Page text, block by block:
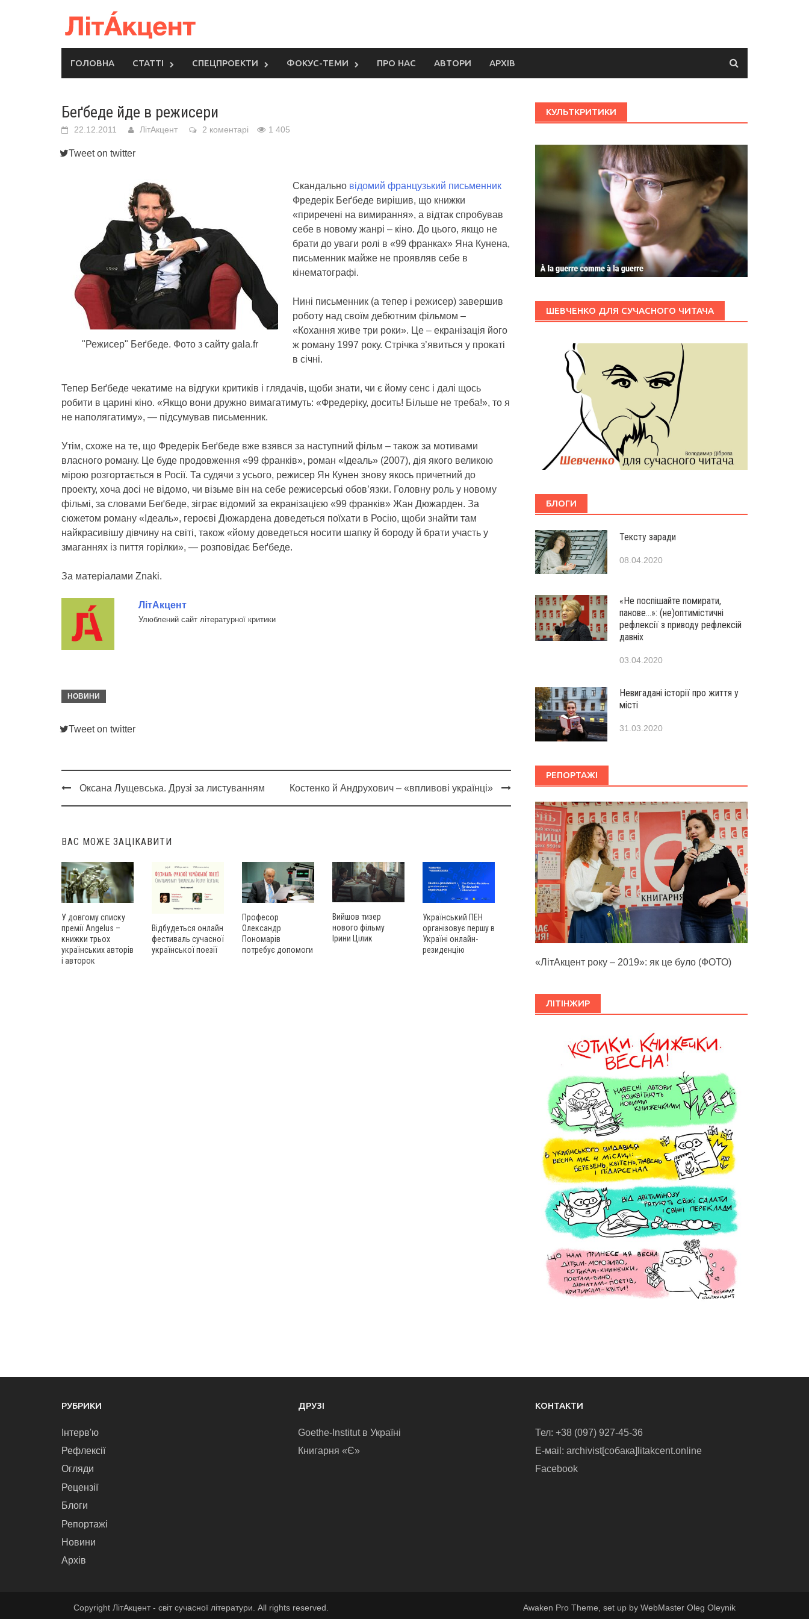
ГОЛОВНА СТАТТІ СПЕЦПРОЕКТИ ФОКУС-ТЕМИ ПРО НАС АВТОРИ АРХІВ
Беґбеде йде в режисери
22.12.2011 ЛітАкцент 2 коментарі 1 405
Tweet on twitter
"Режисер" Беґбеде. Фото з сайту gala.fr
Скандально відомий французький письменник
Фредерік Беґбеде вирішив, що книжки
«приречені на вимирання», а відтак спробував
себе в новому жанрі – кіно. До цього, якщо не
брати до уваги ролі в «99 франках» Яна Кунена,
письменник майже не проявляв себе в
кінематографі.
Нині письменник (а тепер і режисер) завершив
роботу над своїм дебютним фільмом –
«Кохання живе три роки». Це – екранізація його
ж роману 1997 року. Стрічка з’явиться у прокаті
в січні.
Тепер Беґбеде чекатиме на відгуки критиків і глядачів, щоби знати, чи є йому сенс і далі щось
робити в царині кіно. «Якщо вони дружно вимагатимуть: «Фредеріку, досить! Більше не треба!», то я
не наполягатиму», — підсумував письменник.
Утім, схоже на те, що Фредерік Беґбеде вже взявся за наступний фільм – також за мотивами
власного роману. Це буде продовження «99 франків», роман «Ідеаль» (2007), дія якого великою
мірою розгортається в Росії. Та судячи з усього, режисер Ян Кунен знову якось причетний до
проекту, хоча досі не відомо, чи візьме він на себе режисерські обов’язки. Головну роль у новому
фільмі, за словами Беґбеде, зіграє відомий за екранізацією «99 франків» Жан Дюжарден. За
сюжетом роману «Ідеаль», героєві Дюжардена доведеться поїхати в Росію, щоби знайти там
найкрасивішу дівчину на світі, також «йому доведеться носити шапку й бороду й брати участь у
змаганнях із пиття горілки», — розповідає Беґбеде.
За матеріалами Znaki.
ЛітАкцент
Улюблений сайт літературної критики
НОВИНИ
Tweet on twitter
Post
Оксана Лущевська. Друзі за листуванням Костенко й Андрухович – «впливові українці»
ВАС МОЖЕ ЗАЦІКАВИТИ
У довгому списку
премії Angelus –
книжки трьох
українських авторів
і авторок
Відбудеться онлайн
фестиваль сучасної
української поезії
Професор
Олександр
Пономарів
потребує допомоги
Вийшов тизер
нового фільму
Ірини Цілик
Український ПЕН
організовує першу в
Україні онлайн-
резиденцію
КУЛЬТКРИТИКИ
ШЕВЧЕНКО ДЛЯ СУЧАСНОГО ЧИТАЧА
БЛОГИ
Тексту заради
08.04.2020
«Не поспішайте помирати,
панове…»: (не)оптимістичні
рефлексії з приводу рефлексій
давніх
03.04.2020
Невигадані історії про життя у
місті
31.03.2020
РЕПОРТАЖІ
«ЛітАкцент року – 2019»: як це було (ФОТО)
ЛІТІНЖИР
РУБРИКИ
Інтерв'ю
Рефлексії
Огляди
Рецензії
Блоги
Репортажі
Новини
Архів
ДРУЗІ
Goethe-Institut в Україні
Книгарня «Є»
КОНТАКТИ
Тел: +38 (097) 927-45-36
E-маіl: archivist[собака]litakcent.online
Facebook
Copyright ЛітАкцент - світ сучасної літератури. All rights reserved. Awaken Pro Theme, set up by WebMaster Oleg Oleynik